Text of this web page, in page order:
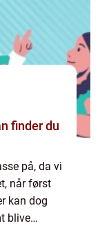
på, da vi
når først
kan dog
blive